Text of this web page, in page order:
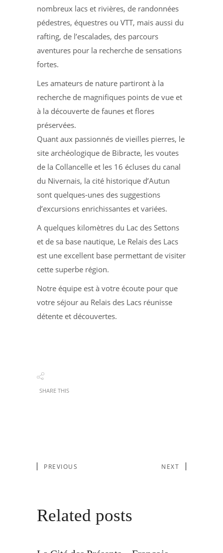
nombreux lacs et rivières, de randonnées
pédestres, équestres ou VTT, mais aussi du
rafting, de l’escalades, des parcours
aventures pour la recherche de sensations
fortes.
Les amateurs de nature partiront à la
recherche de magnifiques points de vue et
à la découverte de faunes et flores
préservées.
Quant aux passionnés de vieilles pierres, le
site archéologique de Bibracte, les voutes
de la Collancelle et les 16 écluses du canal
du Nivernais, la cité historique d’Autun
sont quelques-unes des suggestions
d’excursions enrichissantes et variées.
A quelques kilomètres du Lac des Settons
et de sa base nautique, Le Relais des Lacs
est une excellent base permettant de visiter
cette superbe région.
Notre équipe est à votre écoute pour que
votre séjour au Relais des Lacs réunisse
détente et découvertes.
SHARE THIS
PREVIOUS NEXT
Related posts